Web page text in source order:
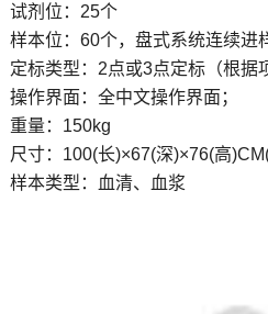
试剂位：25个
样本位：60个，盘式系统连续进
定标类型：2点或3点定标（根据
操作界面：全中文操作界面；
重量：150kg
尺寸：100(长)×67(深)×76(高
样本类型：血清、血浆